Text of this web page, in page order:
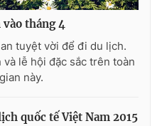
lòng Việt
mình bằng AI
tháng 4
tuyệt vời để đi du lịch.
lễ hội đặc sắc trên toàn
này.
quốc tế Việt Nam 2015